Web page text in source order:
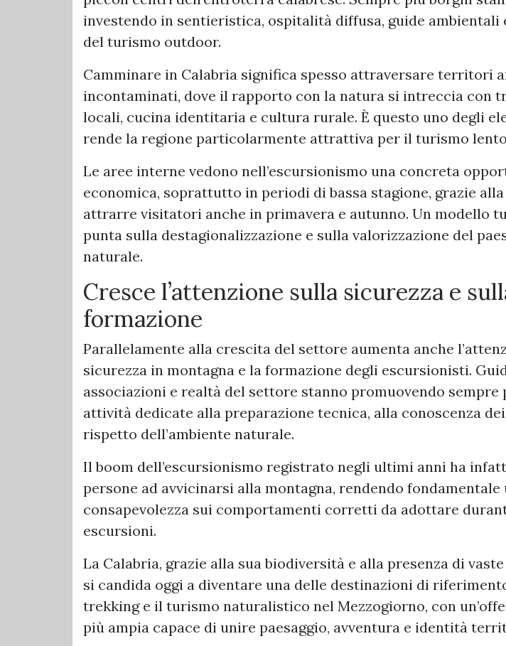
investendo in sentieristica, ospitalità diffusa, guide ambientali
del turismo outdoor.
Camminare in Calabria significa spesso attraversare territori
incontaminati, dove il rapporto con la natura si intreccia con
locali, cucina identitaria e cultura rurale. È questo uno degli
rende la regione particolarmente attrattiva per il turismo
Le aree interne vedono nell’escursionismo una concreta
economica, soprattutto in periodi di bassa stagione, grazie
attrarre visitatori anche in primavera e autunno. Un modello
punta sulla destagionalizzazione e sulla valorizzazione del
naturale.
Cresce l’attenzione sulla sicurezza e
formazione
Parallelamente alla crescita del settore aumenta anche
sicurezza in montagna e la formazione degli escursionisti.
associazioni e realtà del settore stanno promuovendo sempre
attività dedicate alla preparazione tecnica, alla conoscenza
rispetto dell’ambiente naturale.
Il boom dell’escursionismo registrato negli ultimi anni ha
persone ad avvicinarsi alla montagna, rendendo fondamentale
consapevolezza sui comportamenti corretti da adottare
escursioni.
La Calabria, grazie alla sua biodiversità e alla presenza di
si candida oggi a diventare una delle destinazioni di
trekking e il turismo naturalistico nel Mezzogiorno, con
più ampia capace di unire paesaggio, avventura e identità